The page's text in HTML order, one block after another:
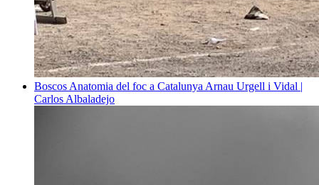
Boscos Anatomia del foc a Catalunya Arnau Urgell i Vidal |
Carlos Albaladejo